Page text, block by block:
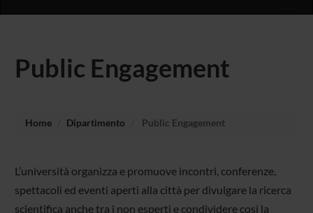
Public Engagement
Home Dipartimento Public Engagement
L’università organizza e promuove incontri, conferenze,
spettacoli ed eventi aperti alla città per divulgare la ricerca
scientifica anche tra i non esperti e condividere così la